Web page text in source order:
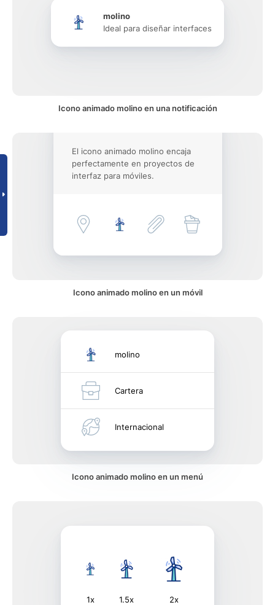
molino
Ideal para diseñar interfaces
Icono animado molino en una notificación
El icono animado molino encaja
perfectamente en proyectos de
interfaz para móviles.
Icono animado molino en un móvil
molino
Cartera
Internacional
Icono animado molino en un menú
1x 1.5x 2x